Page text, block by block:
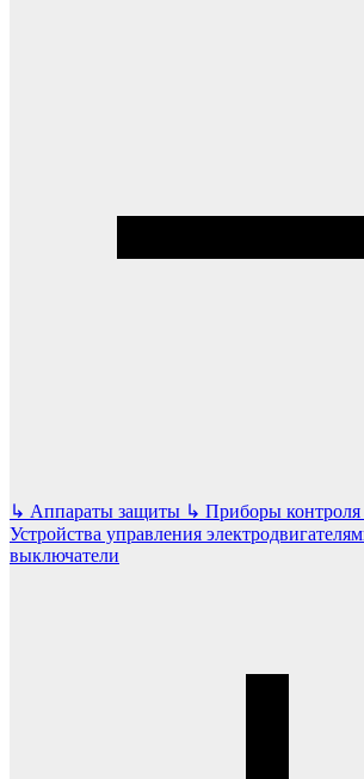
↳ Аппараты защиты ↳ Приборы контроля
Устройства управления
выключатели